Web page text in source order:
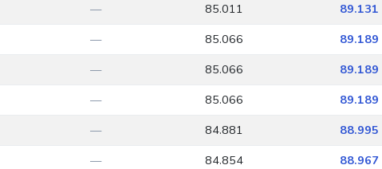
— 85.011 89.131
— 85.066 89.189
— 85.066 89.189
— 85.066 89.189
— 84.881 88.995
— 84.854 88.967